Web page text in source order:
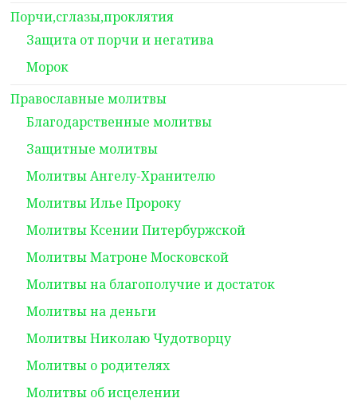
Порчи,сглазы,проклятия
Защита от порчи и негатива
Морок
Православные молитвы
Благодарственные молитвы
Защитные молитвы
Молитвы Ангелу-Хранителю
Молитвы Илье Пророку
Молитвы Ксении Питербуржской
Молитвы Матроне Московской
Молитвы на благополучие и достаток
Молитвы на деньги
Молитвы Николаю Чудотворцу
Молитвы о родителях
Молитвы об исцелении